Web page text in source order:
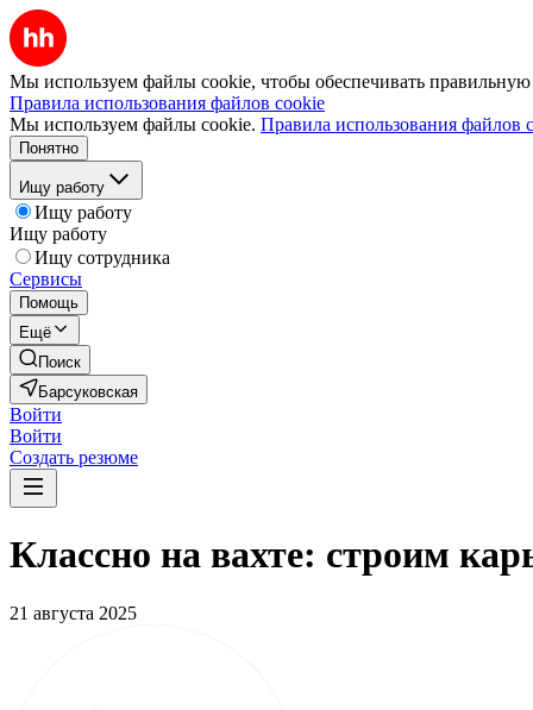
Мы используем файлы cookie, чтобы обеспечивать правильную
Правила использования файлов cookie
Мы используем файлы cookie. Правила использования файлов
Понятно
Ищу работу
Ищу работу
Ищу работу
Ищу сотрудника
Сервисы
Помощь
Ещё
Поиск
Барсуковская
Войти
Войти
Создать резюме
Классно на вахте: строим
21 августа 2025